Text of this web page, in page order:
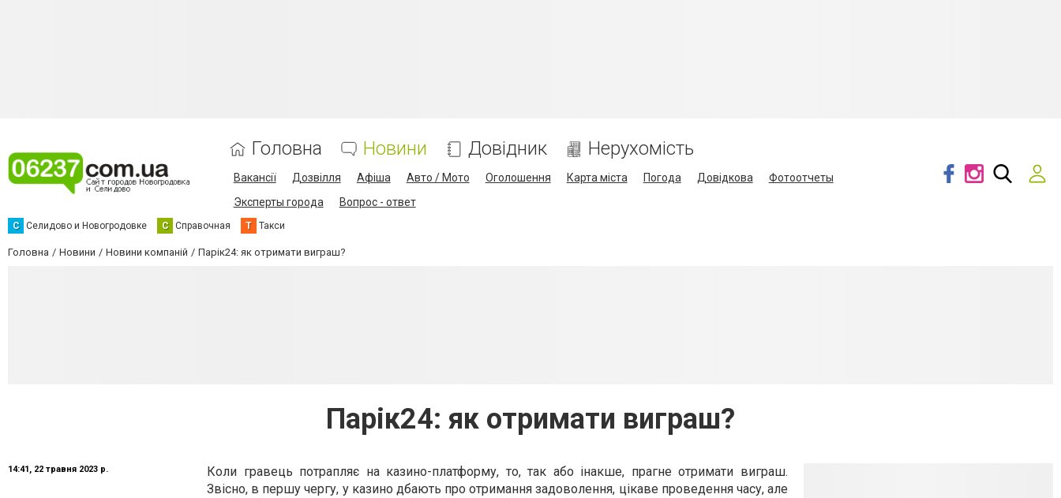
Головна Новини Довідник Нерухомість
Вакансії Дозвілля Афіша Авто / Мото Оголошення Карта міста Погода Довідкова
Фотоотчеты
Эксперты города
Вопрос - ответ
С Селидово и Новогродовке С Справочная Т Такси
Головна Новини Новини компаній Парік24: як отримати виграш?
Парік24: як отримати виграш?
14:41, 22 травня 2023 р.
Коли гравець потрапляє на казино-платформу, то, так або інакше, прагне отримати виграш.
Звісно, в першу чергу, у казино дбають про отримання задоволення, цікаве проведення часу, але